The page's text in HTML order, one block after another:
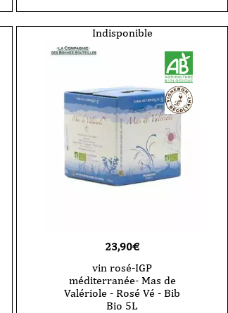
rouge
Simian
Méditérannée
-
Mon
P'tit
Camion
2025-
75
cl
Indisponible
23,90€
vin rosé-IGP
méditerranée- Mas de
Valériole - Rosé Vé - Bib
Bio 5L